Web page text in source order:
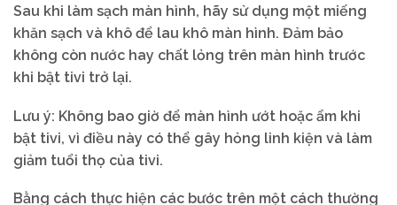
​Sau khi làm sạch màn hình, hãy sử dụng một miếng
khăn sạch và khô để lau khô màn hình. Đảm bảo
không còn nước hay chất lỏng trên màn hình trước
khi bật tivi trở lại.
Lưu ý: Không bao giờ để màn hình ướt hoặc ẩm khi
bật tivi, vì điều này có thể gây hỏng linh kiện và làm
giảm tuổi thọ của tivi.
Bằng cách thực hiện các bước trên một cách thường